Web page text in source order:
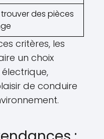
des pièces
critères, les
un choix
de conduire